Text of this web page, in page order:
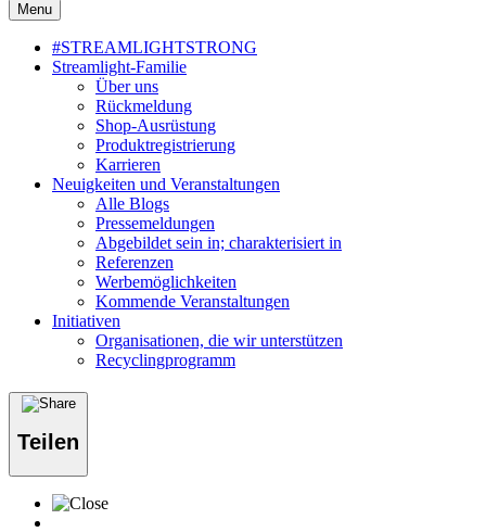
Menu
#STREAMLIGHTSTRONG
Streamlight-Familie
Über uns
Rückmeldung
Shop-Ausrüstung
Produktregistrierung
Karrieren
Neuigkeiten und Veranstaltungen
Alle Blogs
Pressemeldungen
Abgebildet sein in; charakterisiert in
Referenzen
Werbemöglichkeiten
Kommende Veranstaltungen
Initiativen
Organisationen, die wir unterstützen
Recyclingprogramm
Teilen